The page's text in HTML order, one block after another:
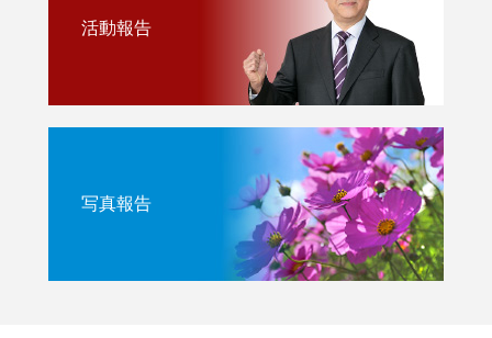
活動報告
写真報告